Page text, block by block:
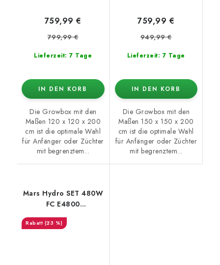
Lieferzeit: 7 Tage
759,99 €
799,99 €
IN DEN KORB
Die Growbox mit den
Maßen 120 x 120 x 200
cm ist die optimale Wahl
für Anfänger oder Züchter
mit begrenztem...
Lieferzeit: 7 Tage
759,99 €
949,99 €
IN DEN KORB
Die Growbox mit den
Maßen 150 x 150 x 200
cm ist die optimale Wahl
für Anfänger oder Züchter
mit begrenztem...
Mars Hydro SET 480W
FC E4800
120x120x200cm
(23 %)